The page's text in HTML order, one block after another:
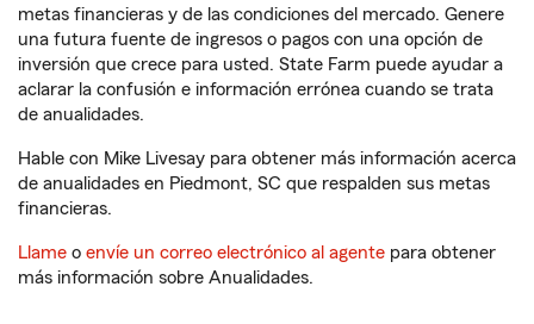
metas financieras y de las condiciones del mercado. Genere
una futura fuente de ingresos o pagos con una opción de
inversión que crece para usted. State Farm puede ayudar a
aclarar la confusión e información errónea cuando se trata
de anualidades.
Hable con Mike Livesay para obtener más información acerca
de anualidades en Piedmont, SC que respalden sus metas
financieras.
Llame o envíe un correo electrónico al agente para obtener
más información sobre Anualidades.